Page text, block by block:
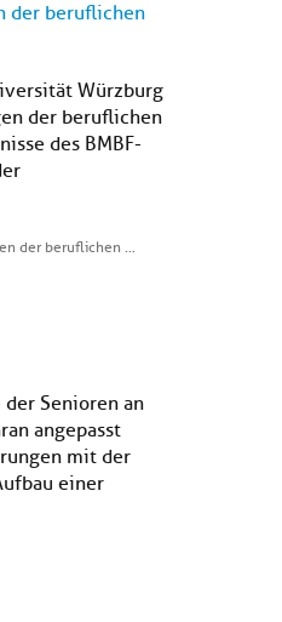
der beruflichen
Würzburg
der beruflichen
des BMBF-
der beruflichen …
Senioren an
angepasst
mit der
einer